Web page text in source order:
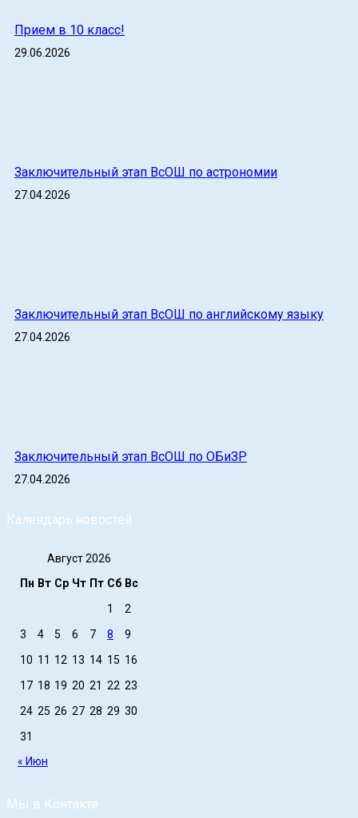
Прием в 10 класс!
29.06.2026
Заключительный этап ВсОШ по астрономии
27.04.2026
Заключительный этап ВсОШ по английскому языку
27.04.2026
Заключительный этап ВсОШ по ОБиЗР
27.04.2026
Календарь новостей
Август 2026
Пн Вт Ср Чт Пт Сб Вс
1
2
3
4 5 6 7 8
9
10 11 12 13 14 15 16
17 18 19 20 21 22 23
24 25 26 27 28 29 30
31
« Июн
Мы в Контакте